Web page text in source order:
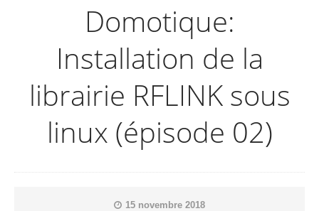
Domotique:
Installation de la
librairie RFLINK sous
linux (épisode 02)
15 novembre 2018